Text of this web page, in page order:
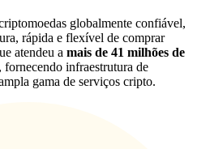
Win
prize pool
globalmente confiável,
rápida e flexível de comprar
atendeu a mais de 41 milhões de
, fornecendo infraestrutura de
gama de serviços cripto.